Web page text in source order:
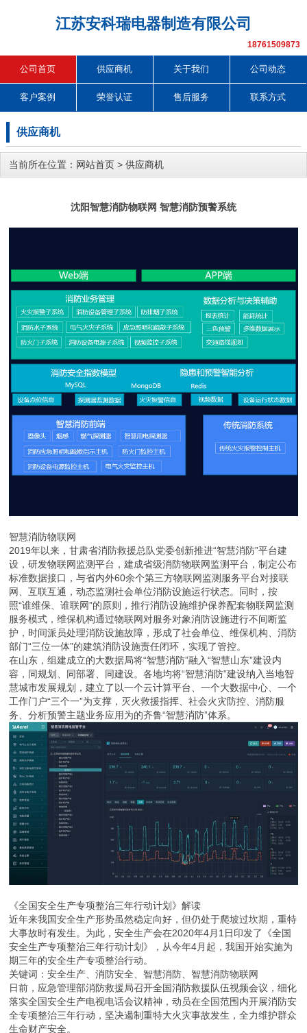
江苏安科瑞电器制造有限公司
18761509873
公司首页 供应商机 关于我们 公司动态
客户案例 荣誉认证 售后服务 联系方式
供应商机
当前所在位置： 网站首页 > 供应商机
沈阳智慧消防物联网 智慧消防预警系统
智慧消防物联网
2019年以来，甘肃省消防救援总队党委创新推进“智慧消防”平台建
设，研发物联网监测平台，建成省级消防物联网监测平台，制定公布
标准数据接口，与省内外60余个第三方物联网监测服务平台对接联
网、互联互通，动态监测社会单位消防设施运行状态。同时，按
照“谁维保、谁联网”的原则，推行消防设施维护保养配套物联网监测
服务模式，维保机构通过物联网对服务对象消防设施进行不间断监
护，时间派员处理消防设施故障，形成了社会单位、维保机构、消防
部门“三位一体”的建筑消防设施责任闭环，实现了管控。
在山东，组建成立的大数据局将“智慧消防”融入“智慧山东”建设内
容，同规划、同部署、同建设。各地均将“智慧消防”建设纳入当地智
慧城市发展规划，建立了以一个云计算平台、一个大数据中心、一个
工作门户“三个一”为支撑，灭火救援指挥、社会火灾防控、消防服
务、分析预警主题业务应用为的齐鲁“智慧消防”体系。
《全国安全生产专项整治三年行动计划》解读
近年来我国安全生产形势虽然稳定向好，但仍处于爬坡过坎期，重特
大事故时有发生。为此，安全生产会在2020年4月1日印发了《全国
安全生产专项整治三年行动计划》，从今年4月起，我国开始实施为
期三年的安全生产专项整治行动。
关键词：安全生产、消防安全、智慧消防、智慧消防物联网
日前，应急管理部消防救援局召开全国消防救援队伍视频会议，细化
落实全国安全生产电视电话会议精神，动员在全国范围内开展消防安
全专项整治三年行动，坚决遏制重特大火灾事故发生，全力维护群众
生命财产安全。